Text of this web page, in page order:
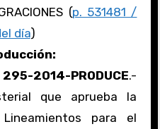
(p. 531481 /
día)
PRODUCE.-
que aprueba la
para el